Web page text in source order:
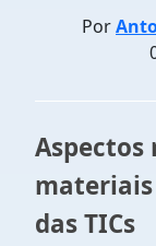
Por
Aspectos
das TICs